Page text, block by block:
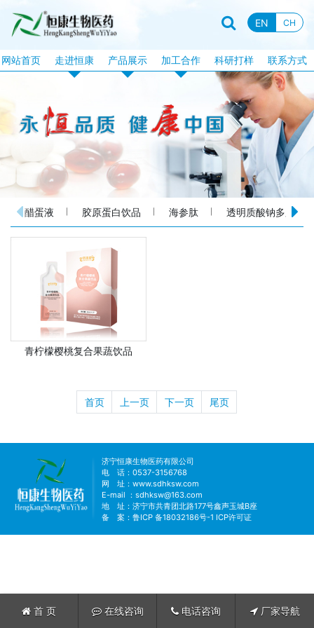
EN CH
网站首页
走进恒康
企业资质
行业资讯
企业文化
企业视频
品牌故事
产品展示
恒康产品
液饮产品
露酒系列
丸剂系列
化妆品系列
消械系列
加工合作
片剂加工
固体饮料加工
软胶囊加工
包衣片加工
口服液体加工
科研打样 联系方式
醋蛋液 胶原蛋白饮品 海参肽 透明质酸钠多肽饮品
青柠檬樱桃复合果蔬饮品
首页 上一页 下一页 尾页
济宁恒康生物医药有限公司
电 话：0537-3156768
网 址： www.sdhksw.com
E-mail ：sdhksw@163.com
地 址：济宁市共青团北路177号鑫声玉城B座
备 案： 鲁ICP 备18032186号-1 ICP许可证
首 页 在线咨询 电话咨询 厂家导航